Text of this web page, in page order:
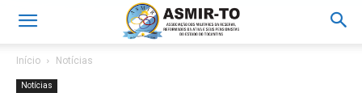
Início Notícias
Notícias